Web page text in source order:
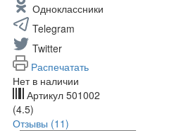
Одноклассники
Telegram
Twitter
Распечатать
Нет в наличии
Артикул 501002
(4.5)
Отзывы (11)